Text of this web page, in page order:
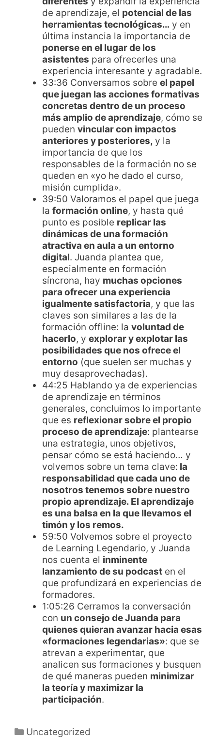
de aprendizaje, el potencial de las
herramientas tecnológicas… y en
última instancia la importancia de
ponerse en el lugar de los
asistentes para ofrecerles una
experiencia interesante y agradable.
33:36 Conversamos sobre el papel
que juegan las acciones formativas
concretas dentro de un proceso
más amplio de aprendizaje, cómo se
pueden vincular con impactos
anteriores y posteriores, y la
importancia de que los
responsables de la formación no se
queden en «yo he dado el curso,
misión cumplida».
39:50 Valoramos el papel que juega
la formación online, y hasta qué
punto es posible replicar las
dinámicas de una formación
atractiva en aula a un entorno
digital. Juanda plantea que,
especialmente en formación
síncrona, hay muchas opciones
para ofrecer una experiencia
igualmente satisfactoria, y que las
claves son similares a las de la
formación offline: la voluntad de
hacerlo, y explorar y explotar las
posibilidades que nos ofrece el
entorno (que suelen ser muchas y
muy desaprovechadas).
44:25 Hablando ya de experiencias
de aprendizaje en términos
generales, concluimos lo importante
que es reflexionar sobre el propio
proceso de aprendizaje: plantearse
una estrategia, unos objetivos,
pensar cómo se está haciendo… y
volvemos sobre un tema clave: la
responsabilidad que cada uno de
nosotros tenemos sobre nuestro
propio aprendizaje. El aprendizaje
es una balsa en la que llevamos el
timón y los remos.
59:50 Volvemos sobre el proyecto
de Learning Legendario, y Juanda
nos cuenta el inminente
lanzamiento de su podcast en el
que profundizará en experiencias de
formadores.
1:05:26 Cerramos la conversación
con un consejo de Juanda para
quienes quieran avanzar hacia esas
«formaciones legendarias»: que se
atrevan a experimentar, que
analicen sus formaciones y busquen
de qué maneras pueden minimizar
la teoría y maximizar la
participación.
Uncategorized